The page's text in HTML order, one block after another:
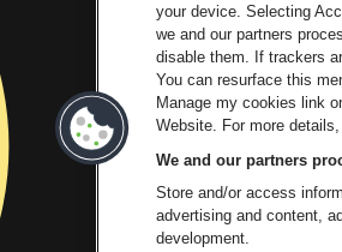
Ga naar
your device. Selecting
we and our partners
disable them. If trackers
You can resurface this
Manage my cookies link
Website. For more
We and our partners
Store and/or access
advertising and content,
development.